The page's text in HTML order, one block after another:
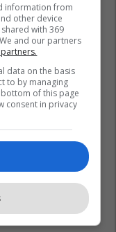
information from
other device
with 369
and our partners
data on the basis
to by managing
of this page
consent in privacy